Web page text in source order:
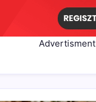
Advertisment